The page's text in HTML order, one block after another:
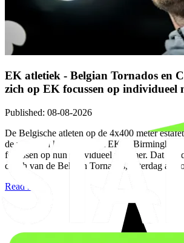
EK atletiek - Belgian Tornados en
zich op EK focussen op individueel
Published: 08-08-2026
De Belgische atleten op de 4x400 meter
de vrouwen krijgen op het EK in Birmingham
focussen op hun individueel nummer. Dat
coach van de Belgian Tornados, zaterdag aan
Read more